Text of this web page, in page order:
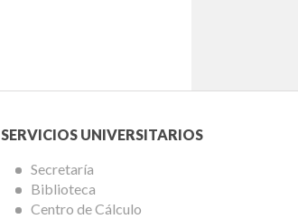
Menú
Servicios
Universitarios
SERVICIOS UNIVERSITARIOS
Secretaría
Biblioteca
Centro de Cálculo